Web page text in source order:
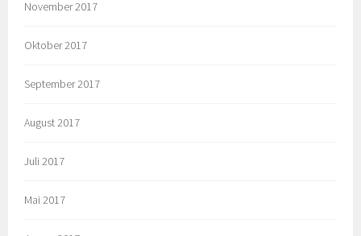
November 2017
Oktober 2017
September 2017
August 2017
Juli 2017
Mai 2017